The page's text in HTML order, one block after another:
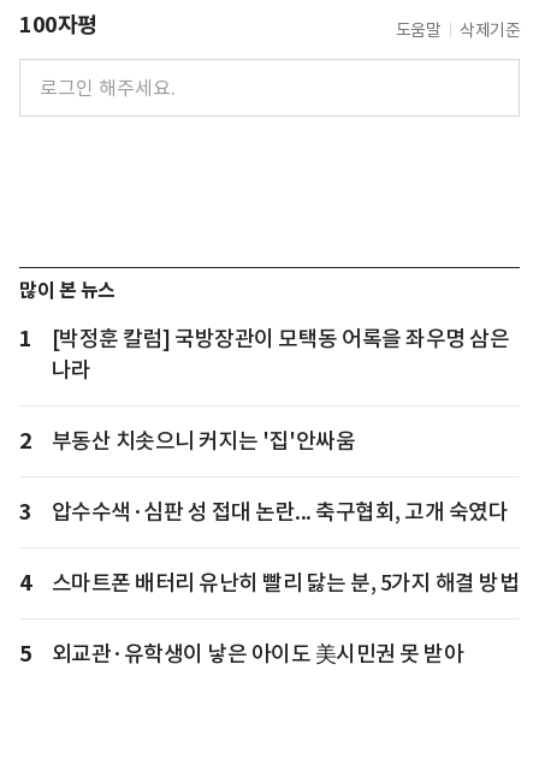
100자평 도움말 삭제기준
많이 본 뉴스
1
[박정훈 칼럼] 국방장관이 모택동 어록을 좌우명 삼은
나라
2 부동산 치솟으니 커지는 '집'안싸움
3 압수수색·심판 성 접대 논란... 축구협회, 고개 숙였다
4 스마트폰 배터리 유난히 빨리 닳는 분, 5가지 해결 방법
5 외교관·유학생이 낳은 아이도 美시민권 못 받아